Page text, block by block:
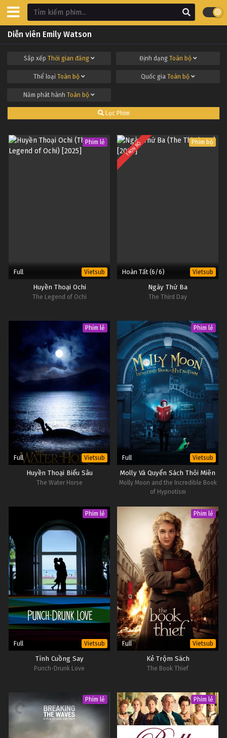
Diễn viên Emily Watson
Sắp xếp Thời gian đăng Định dạng Toàn bộ
Thể loại Toàn bộ Quốc gia Toàn bộ
Năm phát hành Toàn bộ
Lọc Phim
Phim lẻ
Full Vietsub
Huyền Thoại Ochi
The Legend of Ochi
TRỌN BỘ Phim bộ
Hoàn Tất (6/6) Vietsub
Ngày Thứ Ba
The Third Day
Phim lẻ
Full Vietsub
Huyền Thoại Biểu Sâu
The Water Horse
Phim lẻ
Full Vietsub
Molly Và Quyển Sách Thôi Miên
Molly Moon and the Incredible Book
of Hypnotism
Phim lẻ
Full Vietsub
Tình Cuồng Say
Punch-Drunk Love
Phim lẻ
Full Vietsub
Kẻ Trộm Sách
The Book Thief
Phim lẻ Phim lẻ